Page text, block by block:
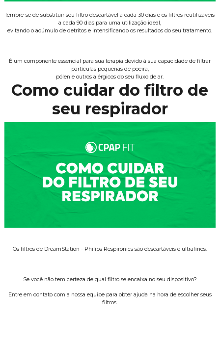
lembre-se de substituir seu filtro descartável a cada 30 dias e os filtros reutilizáveis
a cada 90 dias para uma utilização ideal,
evitando o acúmulo de detritos e intensificando os resultados do seu tratamento.
É um componente essencial para sua terapia devido à sua capacidade de filtrar
partículas pequenas de poeira,
pólen e outros alérgicos do seu fluxo de ar.
Como cuidar do filtro de
seu respirador
Os filtros de DreamStation - Philips Respironics são descartáveis e ultrafinos.
Se você não tem certeza de qual filtro se encaixa no seu dispositivo?
Entre em contato com a nossa equipe para obter ajuda na hora de escolher seus
filtros.